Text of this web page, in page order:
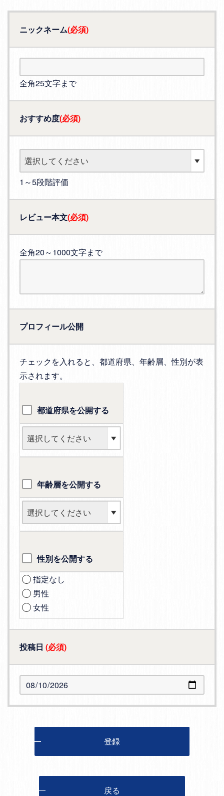
ニックネーム(必須)
全角25文字まで
おすすめ度(必須)
1～5段階評価
レビュー本文(必須)
全角20～1000文字まで
プロフィール公開
チェックを入れると、都道府県、年齢層、性別が表
示されます。
都道府県を公開する
年齢層を公開する
性別を公開する
指定なし
男性
女性
投稿日 (必須)
登録
戻る